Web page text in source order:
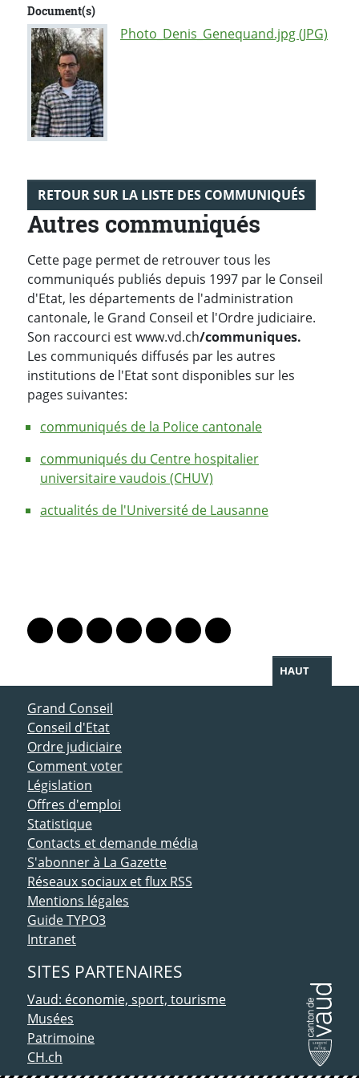
Document(s)
Photo_Denis_Genequand.jpg (JPG)
RETOUR SUR LA LISTE DES COMMUNIQUÉS
Autres communiqués
Cette page permet de retrouver tous les
communiqués publiés depuis 1997 par le Conseil
d'Etat, les départements de l'administration
cantonale, le Grand Conseil et l'Ordre judiciaire.
Son raccourci est www.vd.ch/communiques.
Les communiqués diffusés par les autres
institutions de l'Etat sont disponibles sur les
pages suivantes:
communiqués de la Police cantonale
communiqués du Centre hospitalier
universitaire vaudois (CHUV)
actualités de l'Université de Lausanne
Lien vers le profil Mastodon
Lien vers le profil Bluesky
Lien vers le profil Instagram
Lien vers le profil Linkedin
Lien vers le profil Facebook
Lien vers le profil Twitter
Partager par WhatsApp
HAUT
ACCÈS DIRECT
Grand Conseil
Conseil d'Etat
Ordre judiciaire
Comment voter
Législation
Offres d'emploi
Statistique
Contacts et demande média
S'abonner à La Gazette
Réseaux sociaux et flux RSS
Mentions légales
Guide TYPO3
Intranet
SITES PARTENAIRES
Vaud: économie, sport, tourisme
Musées
Patrimoine
CH.ch